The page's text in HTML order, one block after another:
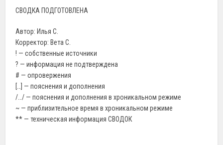
СВОДКА ПОДГОТОВЛЕНА
Автор: Илья С.
Корректор: Вета С.
! — собственные источники
? — информация не подтверждена
# — опровержения
[…] — пояснения и дополнения
/…/ — пояснения и дополнения в хроникальном режиме
~ — приблизительное время в хроникальном режиме
** — техническая информация СВОДОК